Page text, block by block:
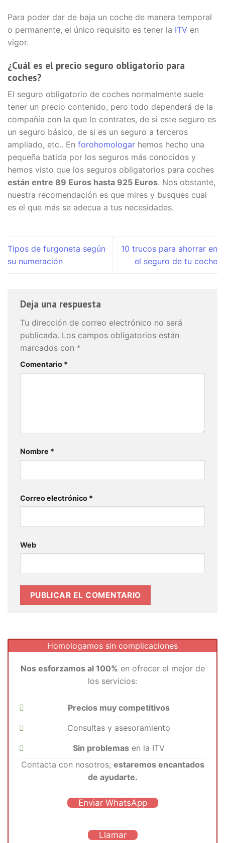
Para poder dar de baja un coche de manera temporal
o permanente, el único requisito es tener la ITV en
vigor.
¿Cuál es el precio seguro obligatorio para
coches?
El seguro obligatorio de coches normalmente suele
tener un precio contenido, pero todo dependerá de la
compañía con la que lo contrates, de si este seguro es
un seguro básico, de si es un seguro a terceros
ampliado, etc.. En forohomologar hemos hecho una
pequeña batida por los seguros más conocidos y
hemos visto que los seguros obligatorios para coches
están entre 89 Euros hasta 925 Euros. Nos obstante,
nuestra recomendación es que mires y busques cual
es el que más se adecua a tus necesidades.
Tipos de furgoneta según
su numeración
10 trucos para ahorrar en
el seguro de tu coche
Deja una respuesta
Tu dirección de correo electrónico no será
publicada. Los campos obligatorios están
marcados con *
Comentario *
Nombre *
Correo electrónico *
Web
Homologamos sin complicaciones
Nos esforzamos al 100% en ofrecer el mejor de
los servicios:
Precios muy competitivos
Consultas y asesoramiento
Sin problemas en la ITV
Contacta con nosotros, estaremos encantados
de ayudarte.
Enviar WhatsApp
Llamar